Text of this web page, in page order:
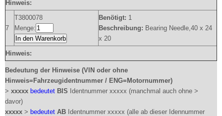
Hinweis:
7
T3800078
Menge:
In den Warenkorb
Benötigt: 1
Beschreibung: Bearing Needle,40 x 24
x 20
Hinweis:
Bedeutung der Hinweise (VIN oder ohne
Hinweis=Fahrzeugidentnummer / ENG=Motornummer)
> xxxxx bedeutet BIS Identnummer xxxxx (manchmal auch ohne >
davor)
xxxxx > bedeutet AB Identnummer xxxxx (alle ab dieser Idennummer